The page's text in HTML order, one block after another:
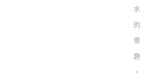
水
的
樂
趣
，